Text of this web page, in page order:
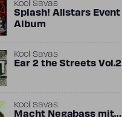
Kool Savas
Splash! Allstars Event
Album
Kool Savas
Ear 2 the Streets Vol.2
Kool Savas
Macht Negabass mit…